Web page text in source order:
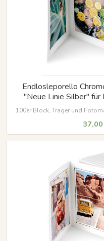
Endlosleporello
"Neue Linie Silber"
100er Block, Träger und